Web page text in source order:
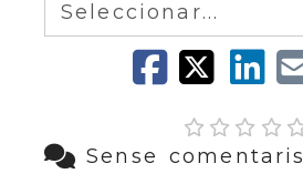
Sense comentaris